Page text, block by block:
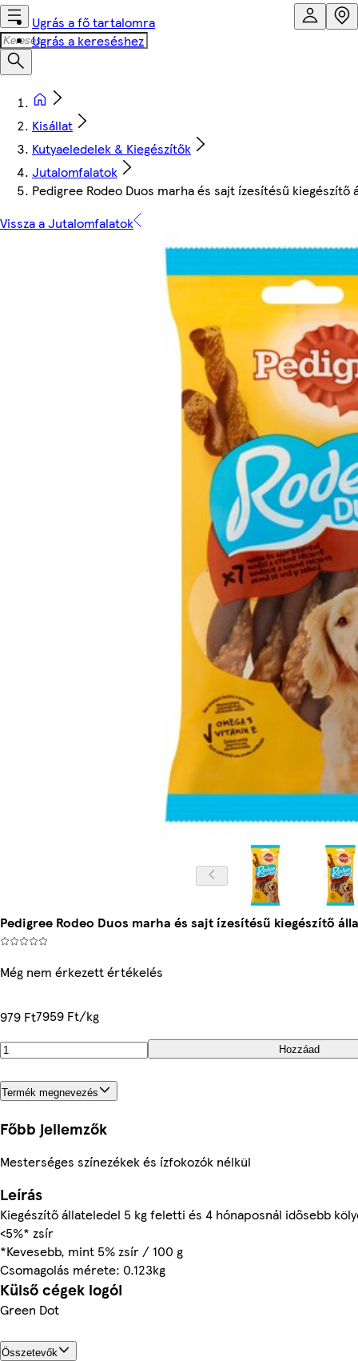
Ugrás a fő tartalomra
Ugrás a kereséshez
Kisállat
Kutyaeledelek & Kiegészítők
Jutalomfalatok
Pedigree Rodeo Duos marha és sajt ízesítésű
Vissza a Jutalomfalatok
Pedigree Rodeo Duos marha és sajt ízesítésű kiegészítő
Még nem érkezett értékelés
979 Ft7959 Ft/kg
Hozzáad
Termék megnevezés
Főbb jellemzők
Mesterséges színezékek és ízfokozók nélkül
Leírás
Kiegészítő állateledel 5 kg feletti és 4 hónaposnál idősebb
<5%* zsír
*Kevesebb, mint 5% zsír / 100 g
Csomagolás mérete: 0.123kg
Külső cégek logói
Green Dot
Összetevők